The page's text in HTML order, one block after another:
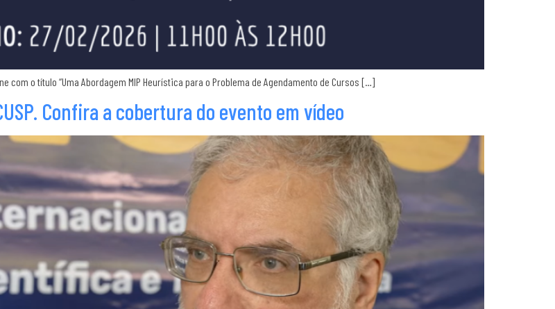
com o título “Uma Abordagem MIP Heurística para o Problema de Agendamento de Cursos […]
Confira a cobertura do evento em vídeo